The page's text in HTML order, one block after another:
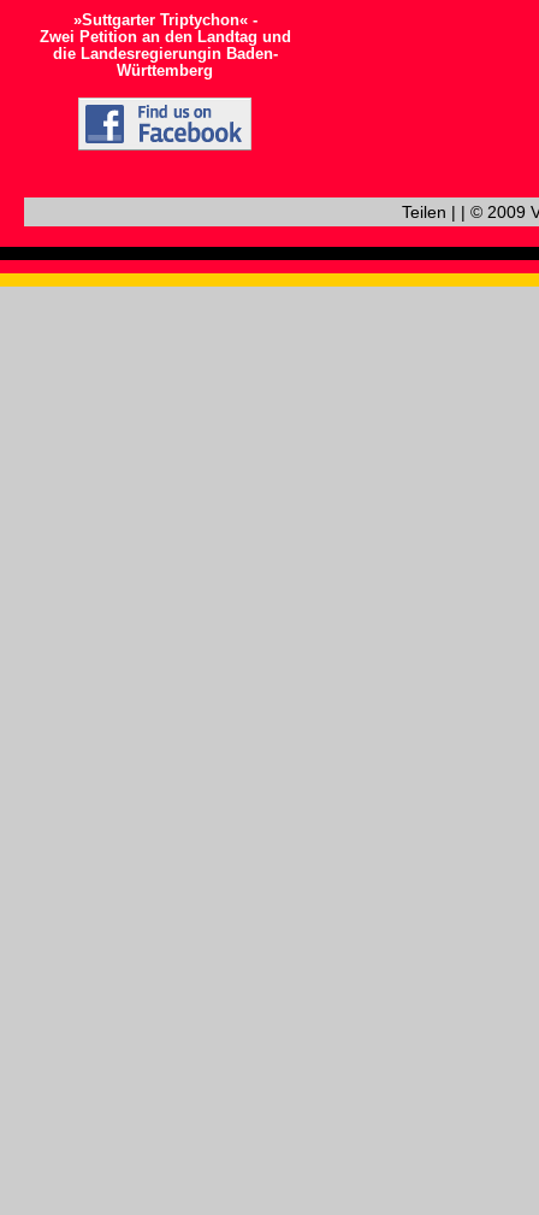
»Suttgarter Triptychon« -
Zwei Petition an den Landtag und
die Landesregierungin Baden-
Württemberg
Teilen | | © 2009